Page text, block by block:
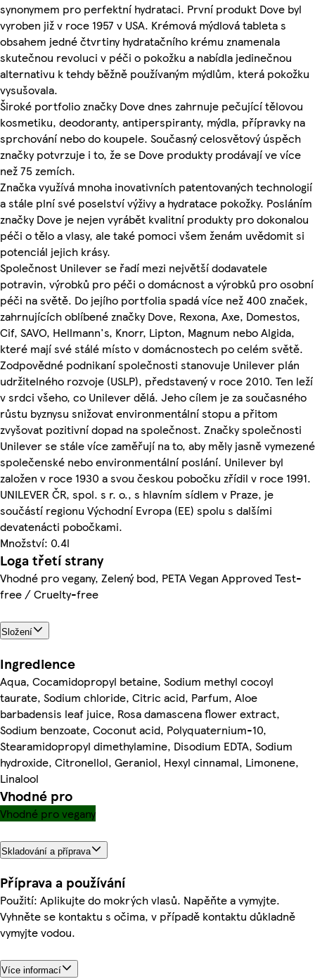
synonymem pro perfektní hydrataci. První produkt Dove byl
vyroben již v roce 1957 v USA. Krémová mýdlová tableta s
obsahem jedné čtvrtiny hydratačního krému znamenala
skutečnou revoluci v péči o pokožku a nabídla jedinečnou
alternativu k tehdy běžně používaným mýdlům, která pokožku
vysušovala.
Široké portfolio značky Dove dnes zahrnuje pečující tělovou
kosmetiku, deodoranty, antiperspiranty, mýdla, přípravky na
sprchování nebo do koupele. Současný celosvětový úspěch
značky potvrzuje i to, že se Dove produkty prodávají ve více
než 75 zemích.
Značka využívá mnoha inovativních patentovaných technologií
a stále plní své poselství výživy a hydratace pokožky. Posláním
značky Dove je nejen vyrábět kvalitní produkty pro dokonalou
péči o tělo a vlasy, ale také pomoci všem ženám uvědomit si
potenciál jejich krásy.
Společnost Unilever se řadí mezi největší dodavatele
potravin, výrobků pro péči o domácnost a výrobků pro osobní
péči na světě. Do jejího portfolia spadá více než 400 značek,
zahrnujících oblíbené značky Dove, Rexona, Axe, Domestos,
Cif, SAVO, Hellmann's, Knorr, Lipton, Magnum nebo Algida,
které mají své stálé místo v domácnostech po celém světě.
Zodpovědné podnikaní společnosti stanovuje Unilever plán
udržitelného rozvoje (USLP), představený v roce 2010. Ten leží
v srdci všeho, co Unilever dělá. Jeho cílem je za současného
růstu byznysu snižovat environmentální stopu a přitom
zvyšovat pozitivní dopad na společnost. Značky společnosti
Unilever se stále více zaměřují na to, aby měly jasně vymezené
společenské nebo environmentální poslání. Unilever byl
založen v roce 1930 a svou českou pobočku zřídil v roce 1991.
UNILEVER ČR, spol. s r. o., s hlavním sídlem v Praze, je
součástí regionu Východní Evropa (EE) spolu s dalšími
devatenácti pobočkami.
Množství: 0.4l
Loga třetí strany
Vhodné pro vegany, Zelený bod, PETA Vegan Approved Test-
free / Cruelty-free
Složení
Ingredience
Aqua, Cocamidopropyl betaine, Sodium methyl cocoyl
taurate, Sodium chloride, Citric acid, Parfum, Aloe
barbadensis leaf juice, Rosa damascena flower extract,
Sodium benzoate, Coconut acid, Polyquaternium-10,
Stearamidopropyl dimethylamine, Disodium EDTA, Sodium
hydroxide, Citronellol, Geraniol, Hexyl cinnamal, Limonene,
Linalool
Vhodné pro
Vhodné pro vegany
Skladování a příprava
Příprava a používání
Použití: Aplikujte do mokrých vlasů. Napěňte a vymyjte.
Vyhněte se kontaktu s očima, v případě kontaktu důkladně
vymyjte vodou.
Více informací